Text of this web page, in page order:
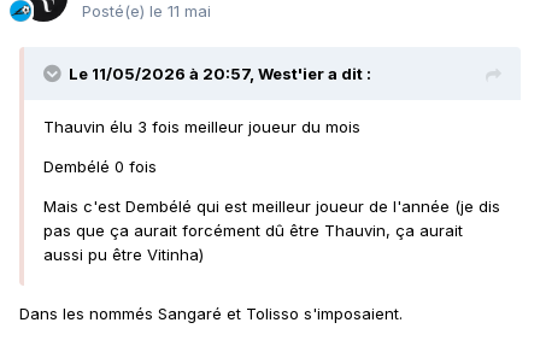
Posté(e) le 11 mai
Le 11/05/2026 à 20:57, West'iera dit :
Thauvin élu 3 fois meilleur joueur du mois
Dembélé 0 fois
Mais c'est Dembélé qui est meilleur joueur de l'année (je dis
pas que ça aurait forcément dû être Thauvin, ça aurait
aussi pu être Vitinha)
Dans les nommés Sangaré et Tolisso s'imposaient.